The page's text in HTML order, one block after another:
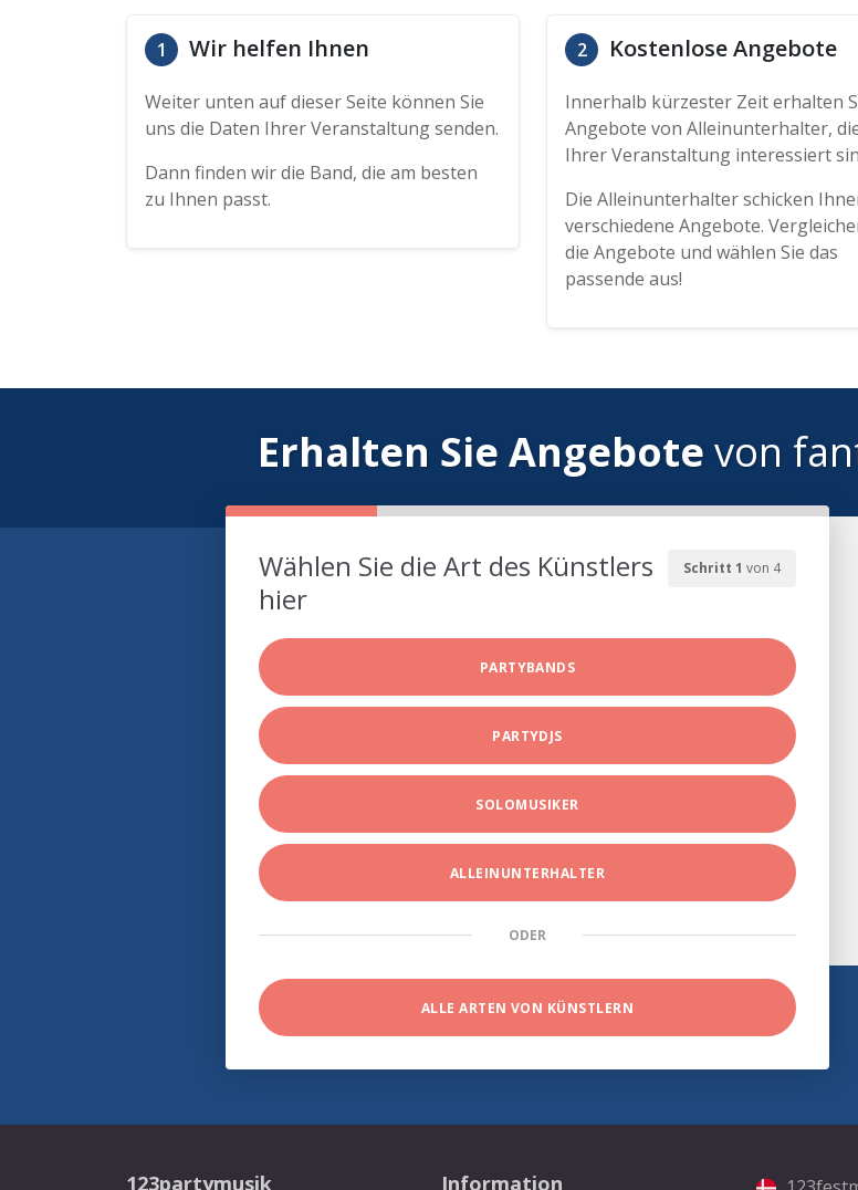
1 Wir helfen Ihnen
Weiter unten auf dieser Seite können Sie
uns die Daten Ihrer Veranstaltung senden.
Dann finden wir die Band, die am besten
zu Ihnen passt.
2 Kostenlose Angebote
Innerhalb kürzester Zeit erhalten
Angebote von Alleinunterhalter,
Ihrer Veranstaltung interessiert
Die Alleinunterhalter schicken
verschiedene Angebote.
die Angebote und wählen Sie das
passende aus!
Erhalten Sie Angebote von
Schritt 1 von 4
Wählen Sie die Art des Künstlers
hier
PARTYBANDS
PARTYDJS
SOLOMUSIKER
ALLEINUNTERHALTER
ODER
ALLE ARTEN VON KÜNSTLERN
123partymusik Information